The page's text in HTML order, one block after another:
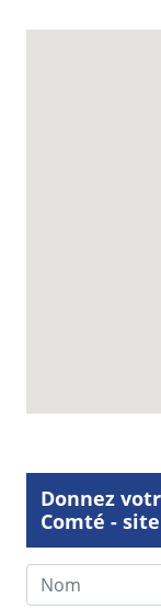
Donnez
Comté -